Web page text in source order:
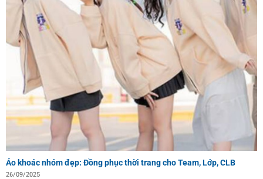
Áo khoác nhóm đẹp: Đồng phục thời trang cho Team, Lớp, CLB
26/09/2025